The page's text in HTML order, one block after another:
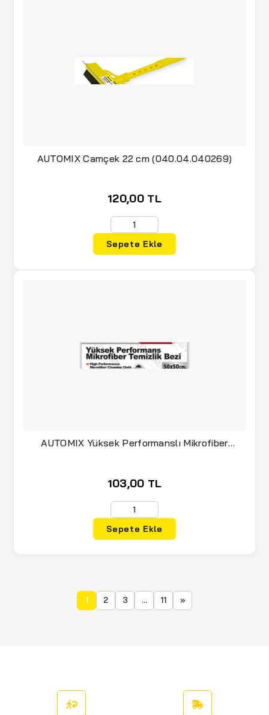
AUTOMIX Camçek 22 cm (040.04.040269)
120,00 TL
Sepete Ekle
AUTOMIX Yüksek Performanslı Mikrofiber
103,00 TL
Sepete Ekle
1 2 3 ... 11 »